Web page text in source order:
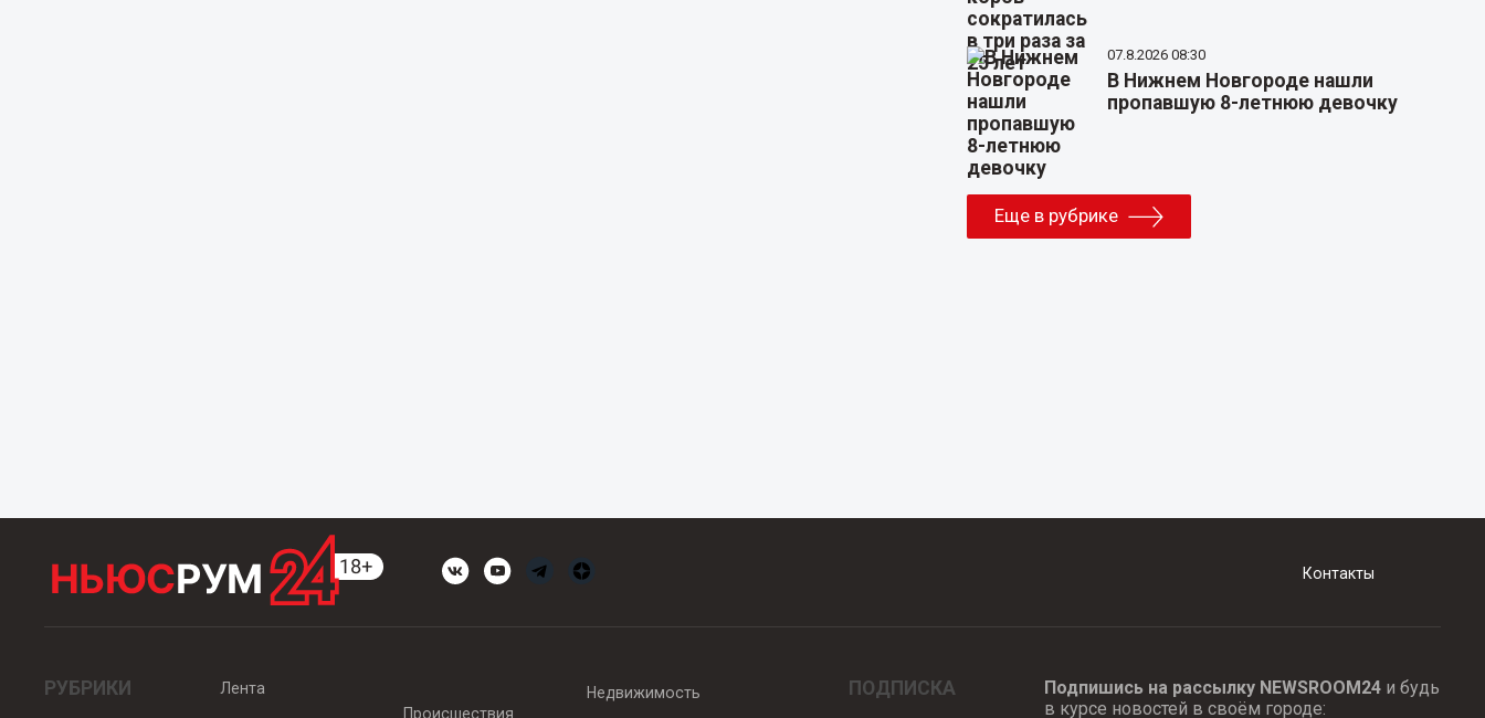
07.8.2026 08:30
В Нижнем Новгороде нашли
пропавшую 8-летнюю девочку
Еще в рубрике
Контакты
РУБРИКИ
Лента
Происшествия
Недвижимость ПОДПИСКА Подпишись на рассылку NEWSROOM24и будь
в курсе новостей в своём городе: